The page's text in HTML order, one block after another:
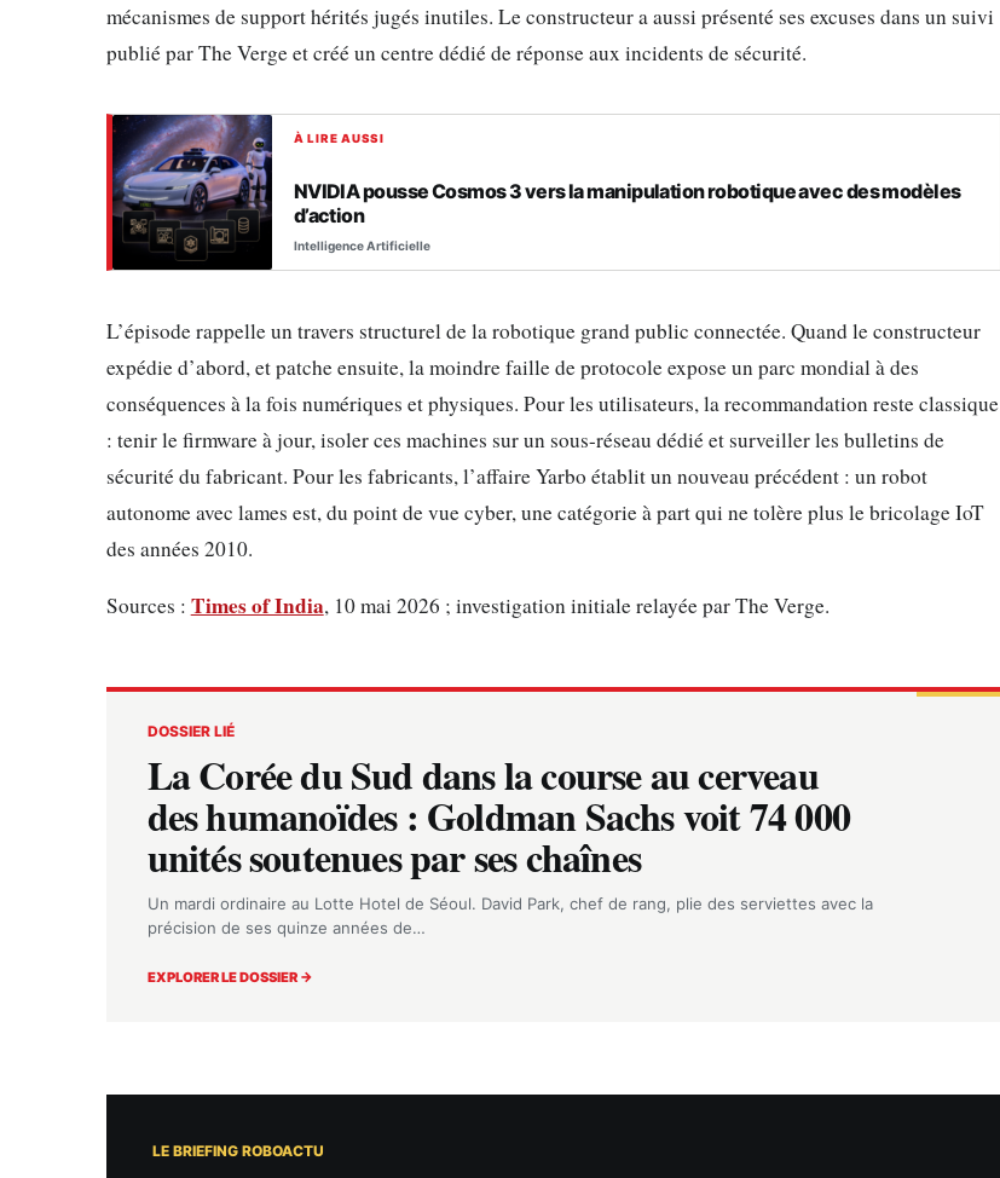
mécanismes de support hérités jugés inutiles. Le constructeur a aussi présenté ses excuses dans un suivi
publié par The Verge et créé un centre dédié de réponse aux incidents de sécurité.
À LIRE AUSSI
NVIDIA pousse Cosmos 3 vers la manipulation robotique avec des modèles
d’action
Intelligence Artificielle
L’épisode rappelle un travers structurel de la robotique grand public connectée. Quand le constructeur
expédie d’abord, et patche ensuite, la moindre faille de protocole expose un parc mondial à des
conséquences à la fois numériques et physiques. Pour les utilisateurs, la recommandation reste classique
: tenir le firmware à jour, isoler ces machines sur un sous-réseau dédié et surveiller les bulletins de
sécurité du fabricant. Pour les fabricants, l’affaire Yarbo établit un nouveau précédent : un robot
autonome avec lames est, du point de vue cyber, une catégorie à part qui ne tolère plus le bricolage IoT
des années 2010.
Sources : Times of India, 10 mai 2026 ; investigation initiale relayée par The Verge.
DOSSIER LIÉ
La Corée du Sud dans la course au cerveau
des humanoïdes : Goldman Sachs voit 74 000
unités soutenues par ses chaînes
Un mardi ordinaire au Lotte Hotel de Séoul. David Park, chef de rang, plie des serviettes avec la
précision de ses quinze années de…
EXPLORER LE DOSSIER →
LE BRIEFING ROBOACTU